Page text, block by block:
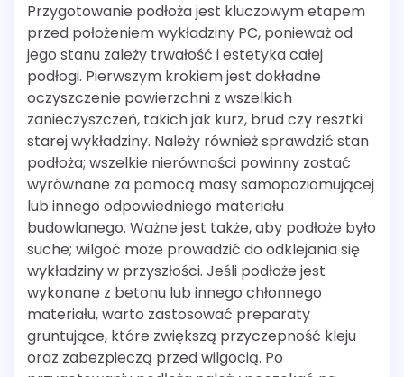
Przygotowanie podłoża jest kluczowym etapem
przed położeniem wykładziny PC, ponieważ od
jego stanu zależy trwałość i estetyka całej
podłogi. Pierwszym krokiem jest dokładne
oczyszczenie powierzchni z wszelkich
zanieczyszczeń, takich jak kurz, brud czy resztki
starej wykładziny. Należy również sprawdzić stan
podłoża; wszelkie nierówności powinny zostać
wyrównane za pomocą masy samopoziomującej
lub innego odpowiedniego materiału
budowlanego. Ważne jest także, aby podłoże było
suche; wilgoć może prowadzić do odklejania się
wykładziny w przyszłości. Jeśli podłoże jest
wykonane z betonu lub innego chłonnego
materiału, warto zastosować preparaty
gruntujące, które zwiększą przyczepność kleju
oraz zabezpieczą przed wilgocią. Po